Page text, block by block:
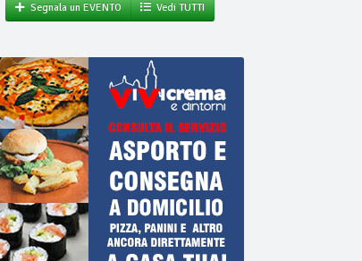
Segnala un EVENTO Vedi TUTTI